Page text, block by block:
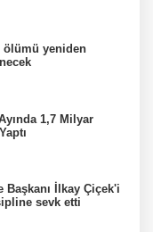
ölümü yeniden
1,7 Milyar
Başkanı İlkay Çiçek'i
sevk etti